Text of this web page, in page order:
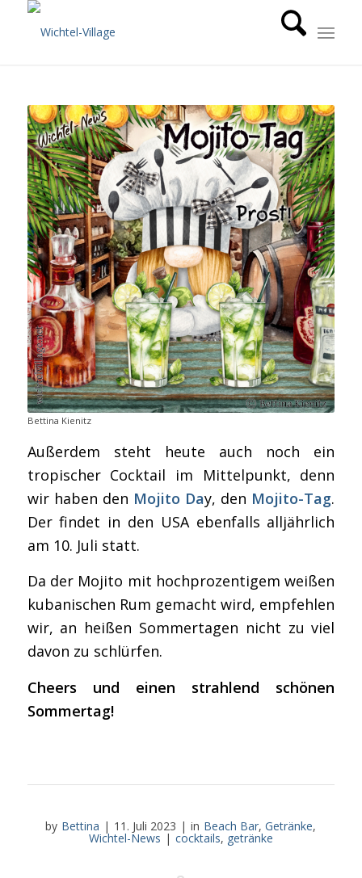
Bettina Kienitz
Außerdem steht heute auch noch ein
tropischer Cocktail im Mittelpunkt, denn
wir haben den Mojito Day, den Mojito-Tag.
Der findet in den USA ebenfalls alljährlich
am 10. Juli statt.
Da der Mojito mit hochprozentigem weißen
kubanischen Rum gemacht wird, empfehlen
wir, an heißen Sommertagen nicht zu viel
davon zu schlürfen.
Cheers und einen strahlend schönen
Sommertag!
by Bettina | 11. Juli 2023 | in Beach Bar,Getränke,
Wichtel-News | cocktails, getränke